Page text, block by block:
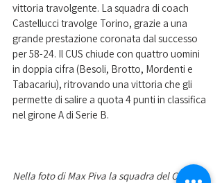
vittoria travolgente. La squadra di coach
Castellucci travolge Torino, grazie a una
grande prestazione coronata dal successo
per 58-24. Il CUS chiude con quattro uomini
in doppia cifra (Besoli, Brotto, Mordenti e
Tabacariu), ritrovando una vittoria che gli
permette di salire a quota 4 punti in classifica
nel girone A di Serie B.
Nella foto di Max Piva la squadra del CUS